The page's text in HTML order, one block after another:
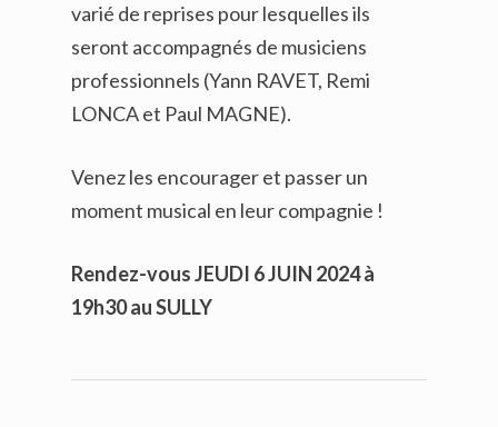
varié de reprises pour lesquelles ils
seront accompagnés de musiciens
professionnels (Yann RAVET, Remi
LONCA et Paul MAGNE).
Venez les encourager et passer un
moment musical en leur compagnie !
Rendez-vous JEUDI 6 JUIN 2024 à
19h30 au SULLY